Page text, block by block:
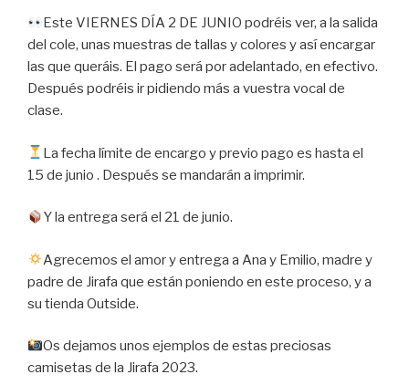
Este VIERNES DÍA 2 DE JUNIO podréis ver, a la salida
del cole, unas muestras de tallas y colores y así encargar
las que queráis. El pago será por adelantado, en efectivo.
Después podréis ir pidiendo más a vuestra vocal de
clase.
La fecha límite de encargo y previo pago es hasta el
15 de junio . Después se mandarán a imprimir.
Y la entrega será el 21 de junio.
Agrecemos el amor y entrega a Ana y Emilio, madre y
padre de Jirafa que están poniendo en este proceso, y a
su tienda Outside.
Os dejamos unos ejemplos de estas preciosas
camisetas de la Jirafa 2023.